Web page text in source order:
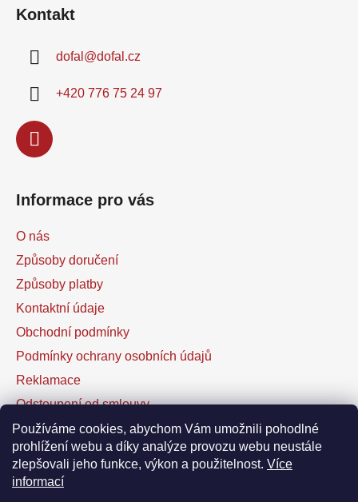
Používáme cookies, abychom Vám umožnili pohodlné
prohlížení webu a díky analýze provozu webu neustále
zlepšovali jeho funkce, výkon a použitelnost. Více
informací
Kontakt
dofal @dofal.cz
+420 776 75 24 97
Informace pro vás
O nás
Způsoby doručení
Způsoby platby
Kontaktní údaje
Obchodní podmínky
Podmínky ochrany osobních údajů
Reklamace
Odstoupení od smlouvy
Kontaktní formulář
Facebook